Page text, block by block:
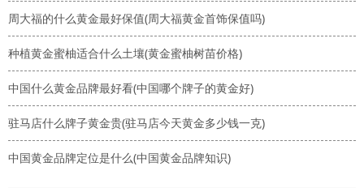
周大福的什么黄金最好保值(周大福黄金首饰保值吗)
种植黄金蜜柚适合什么土壤(黄金蜜柚树苗价格)
中国什么黄金品牌最好看(中国哪个牌子的黄金好)
驻马店什么牌子黄金贵(驻马店今天黄金多少钱一克)
中国黄金品牌定位是什么(中国黄金品牌知识)